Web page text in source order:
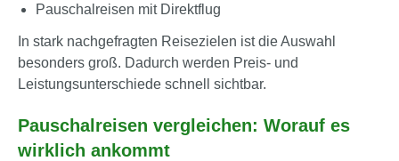
Pauschalreisen mit Direktflug
In stark nachgefragten Reisezielen ist die Auswahl
besonders groß. Dadurch werden Preis- und
Leistungsunterschiede schnell sichtbar.
Pauschalreisen vergleichen: Worauf es
wirklich ankommt